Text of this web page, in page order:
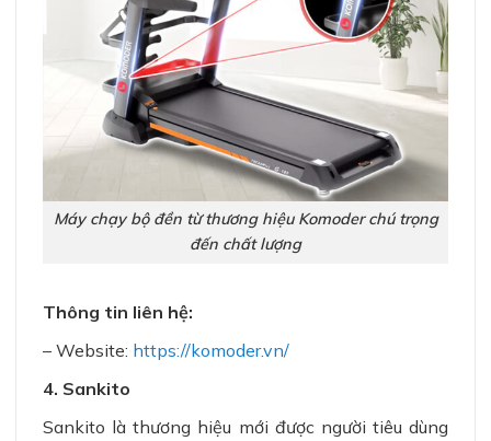
Máy chạy bộ đền từ thương hiệu Komoder chú trọng
đến chất lượng
Thông tin liên hệ:
– Website: https://komoder.vn/
4. Sankito
Sankito là thương hiệu mới được người tiêu dùng